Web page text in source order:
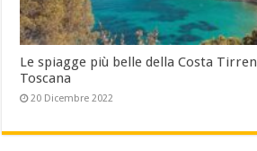
Le spiagge più belle della Costa
Toscana
20 Dicembre 2022